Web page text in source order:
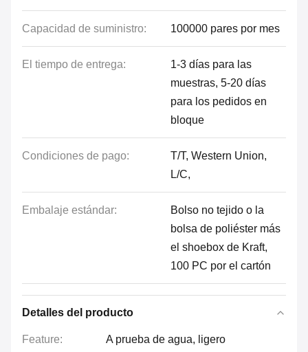
Capacidad de suministro: 100000 pares por mes
El tiempo de entrega:
1-3 días para las
muestras, 5-20 días
para los pedidos en
bloque
Condiciones de pago:
T/T, Western Union,
L/C,
Embalaje estándar:
Bolso no tejido o la
bolsa de poliéster más
el shoebox de Kraft,
100 PC por el cartón
Detalles del producto
Feature: A prueba de agua, ligero